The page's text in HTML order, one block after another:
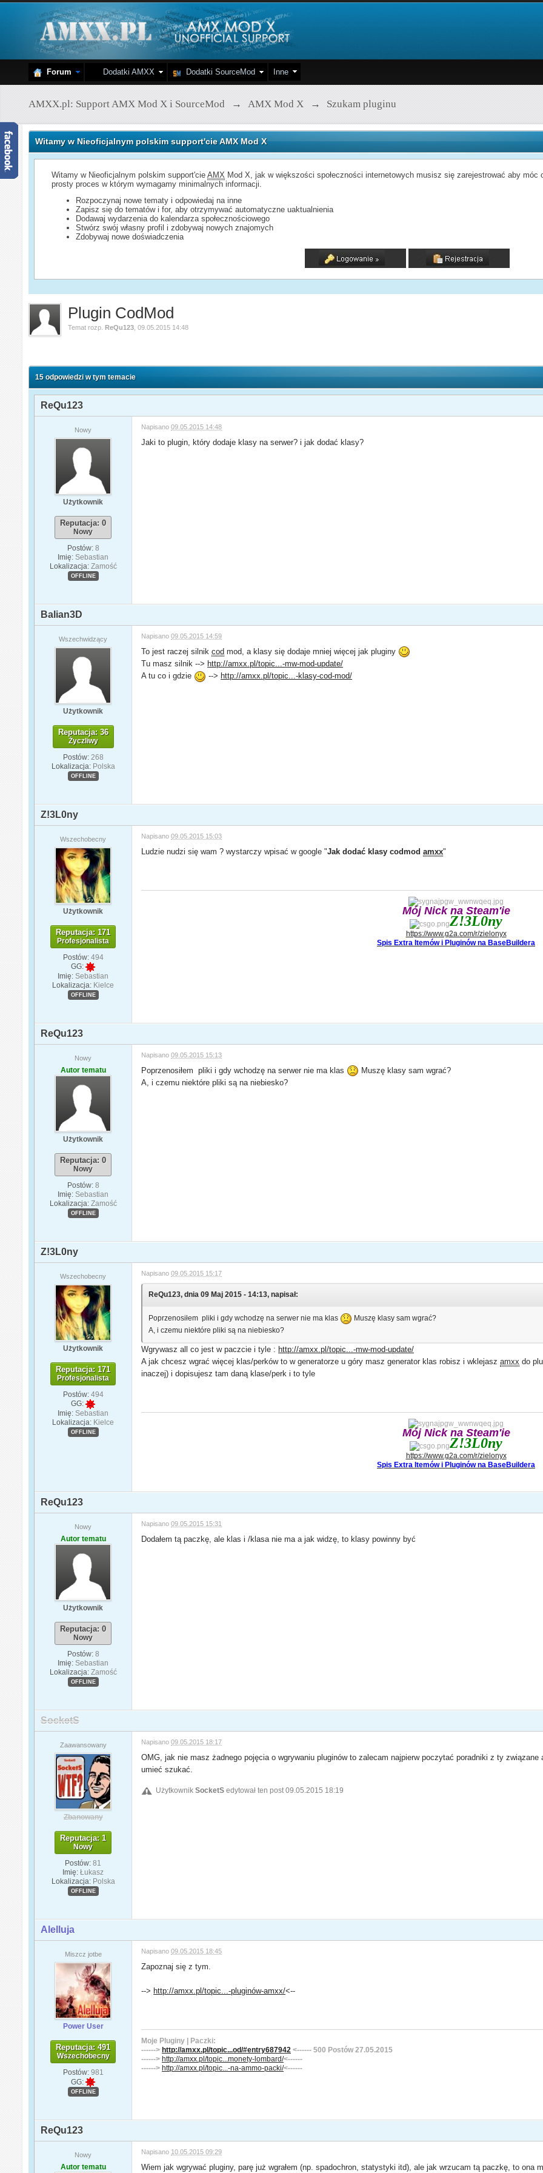
Forum Dodatki AMXX Dodatki SourceMod Inne
AMXX.pl: Support AMX Mod X i SourceMod → AMX Mod X → Szukam pluginu
Witamy w Nieoficjalnym polskim support'cie AMX Mod X
Witamy w Nieoficjalnym polskim support'cieAMX Mod X, jak w większości społeczności internetowych musisz się zarejestrować aby
prosty proces w którym wymagamy minimalnych informacji.
Rozpoczynaj nowe tematy i odpowiedaj na inne
Zapisz się do tematów i for, aby otrzymywać automatyczne uaktualnienia
Dodawaj wydarzenia do kalendarza społecznościowego
Stwórz swój własny profil i zdobywaj nowych znajomych
Zdobywaj nowe doświadczenia
Plugin CodMod
Temat rozp.ReQu123 ,09.05.2015 14:48
15 odpowiedzi w tym temacie
ReQu123
Nowy
Użytkownik
Reputacja: 0
Nowy
Postów: 8
Imię: Sebastian
Lokalizacja: Zamość
OFFLINE
Napisano09.05.2015 14:48
Jaki to plugin, który dodaje klasy na serwer? i jak dodać klasy?
Balian3D
Wszechwidzący
Użytkownik
Reputacja: 36
Życzliwy
Postów: 268
Lokalizacja: Polska
OFFLINE
Napisano09.05.2015 14:59
To jest raczej silnikcod mod, a klasy się dodaje mniej więcej jak pluginy
Tu masz silnik --> http://amxx.pl/topic...-mw-mod-update/
A tu co i gdzie
--> http://amxx.pl/topic...-klasy-cod-mod/
Z!3L0ny
Wszechobecny
Użytkownik
Reputacja: 171
Profesjonalista
Postów: 494
GG:
Imię: Sebastian
Lokalizacja: Kielce
OFFLINE
Napisano09.05.2015 15:03
Ludzie nudzi się wam ? wystarczy wpisać w google "Jak dodać klasy codmodamxx"
Mój Nick na Steam'ie
Z!3L0ny
https://www.g2a.com/r/zielonyx
Spis Extra Itemów i Pluginów na BaseBuildera
ReQu123
Nowy
Autor tematu
Użytkownik
Reputacja: 0
Nowy
Postów: 8
Imię: Sebastian
Lokalizacja: Zamość
OFFLINE
Napisano09.05.2015 15:13
Poprzenosiłem pliki i gdy wchodzę na serwer nie ma klas
Muszę klasy sam wgrać?
A, i czemu niektóre pliki są na niebiesko?
Z!3L0ny
Wszechobecny
Użytkownik
Reputacja: 171
Profesjonalista
Postów: 494
GG:
Imię: Sebastian
Lokalizacja: Kielce
OFFLINE
Napisano09.05.2015 15:17
ReQu123, dnia 09 Maj 2015 - 14:13, napisał:
Poprzenosiłem pliki i gdy wchodzę na serwer nie ma klas
Muszę klasy sam wgrać?
A, i czemu niektóre pliki są na niebiesko?
Wgrywasz all co jest w paczcie i tyle : http://amxx.pl/topic...-mw-mod-update/
A jak chcesz wgrać więcej klas/perków to w generatorze u góry masz generator klas robisz i wklejaszamxx do
inaczej) i dopisujesz tam daną klase/perk i to tyle
Mój Nick na Steam'ie
Z!3L0ny
https://www.g2a.com/r/zielonyx
Spis Extra Itemów i Pluginów na BaseBuildera
ReQu123
Nowy
Autor tematu
Użytkownik
Reputacja: 0
Nowy
Postów: 8
Imię: Sebastian
Lokalizacja: Zamość
OFFLINE
Napisano09.05.2015 15:31
Dodałem tą paczkę, ale klas i /klasa nie ma a jak widzę, to klasy powinny być
SocketS
Zaawansowany
Zbanowany
Reputacja: 1
Nowy
Postów: 81
Imię: Łukasz
Lokalizacja: Polska
OFFLINE
Napisano09.05.2015 18:17
OMG, jak nie masz żadnego pojęcia o wgrywaniu pluginów to zalecam najpierw poczytać poradniki z ty
umieć szukać.
UżytkownikSocketS edytował ten post 09.05.2015 18:19
Alelluja
Miszcz jotbe
Power User
Reputacja: 491
Wszechobecny
Postów: 981
GG:
OFFLINE
Napisano09.05.2015 18:45
Zapoznaj się z tym.
--> http://amxx.pl/topic...-pluginów-amxx/<--
Moje Pluginy | Paczki:
------> http://amxx.pl/topic...od/#entry687942 <------500 Postów 27.05.2015
------> http://amxx.pl/topic...monety-lombard/<------
------> http://amxx.pl/topic...-na-ammo-packi/<------
ReQu123
Nowy
Autor tematu
Napisano 10.05.2015 09:29
Wiem jak wgrywać pluginy, parę już wgrałem (np. spadochron, statystyki itd), ale jak wrzucam tą paczkę, to ona